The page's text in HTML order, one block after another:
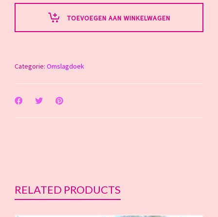
TOEVOEGEN AAN WINKELWAGEN
Categorie: Omslagdoek
RELATED PRODUCTS